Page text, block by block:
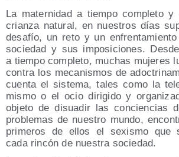
La mater­ni­dad a tiem­po com­ple­to y
crian­za natu­ral, en nues­tros días
desa­fío, un reto y un
socie­dad y sus impo­si­cio­nes.
a tiem­po com­ple­to, muchas muje­res
con­tra los meca­nis­mos de
cuen­ta el sis­te­ma, tales como la
mis­mo o el ocio diri­gi­do y
obje­to de disua­dir las con­cien­cias
pro­ble­mas de nues­tro mun­do,
pri­me­ros de ellos el sexis­mo que
cada rin­cón de nues­tra sociedad.